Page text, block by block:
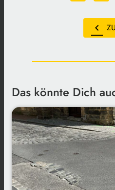
chevron_left
Das könnte Dich